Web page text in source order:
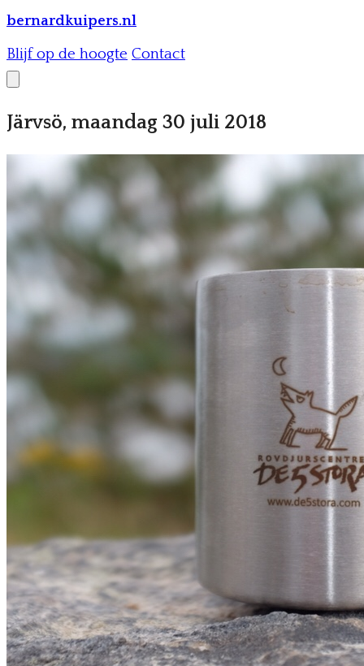
bernardkuipers.nl
Blijf op de hoogte Contact
Järvsö, maandag 30 juli 2018